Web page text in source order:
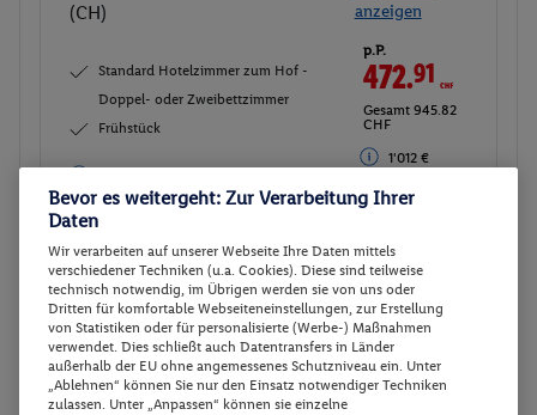
(CH)
anzeigen
Standard Hotelzimmer zum Hof -
Doppel- oder Zweibettzimmer
Frühstück
p.P.
472.91 CHF
Gesamt 945.82
CHF
1'012 €
Veranstalter:
GmbH
Weitere Informationen des
Veranstalters
Buchen
Buchen
Standard Hotelzimmer zum Hof -
Doppel- oder Zweibettzimmer
Bevor es weitergeht: Zur Verarbeitung Ihrer
Daten
Wir verarbeiten auf unserer Webseite Ihre Daten mittels
verschiedener Techniken (u.a. Cookies). Diese sind teilweise
technisch notwendig, im Übrigen werden sie von uns oder
Dritten für komfortable Webseiteneinstellungen, zur Erstellung
von Statistiken oder für personalisierte (Werbe-) Maßnahmen
verwendet. Dies schließt auch Datentransfers in Länder
außerhalb der EU ohne angemessenes Schutzniveau ein. Unter
„Ablehnen“ können Sie nur den Einsatz notwendiger Techniken
zulassen. Unter „Anpassen“ können sie einzelne